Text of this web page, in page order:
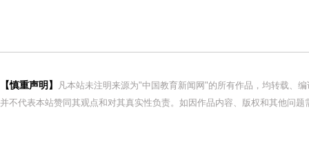
【慎重声明】
凡本站未注明来源为"中国教育新闻网"的所有作品，均转载、
并不代表本站赞同其观点和对其真实性负责。如因作品内容、版权和其他问